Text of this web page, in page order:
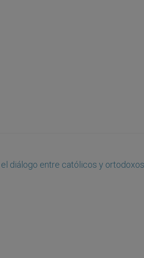
el diálogo entre católicos y